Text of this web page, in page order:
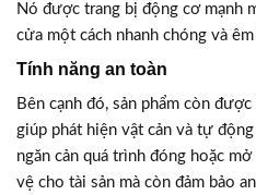
Nó được trang bị động cơ mạnh
cửa một cách nhanh chóng và êm
Tính năng an toàn
Bên cạnh đó, sản phẩm còn
giúp phát hiện vật cản và tự
ngăn cản quá trình đóng hoặc
vệ cho tài sản mà còn đảm bảo